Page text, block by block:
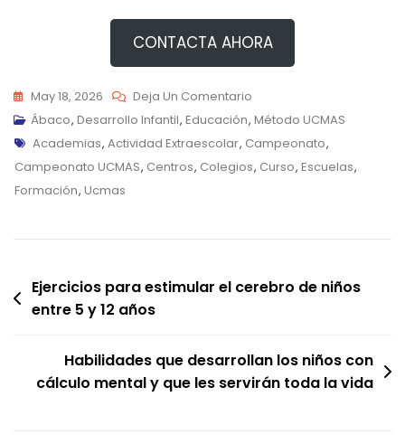
CONTACTA AHORA
May 18, 2026 Deja Un Comentario
XII
Campeonato
UCMAS:
De
Concentración
Inolvidables
Ábaco, Desarrollo Infantil, Educación, Método UCMAS
Etiquetas
Academias, Actividad Extraescolar, Campeonato,
Campeonato UCMAS, Centros, Colegios, Curso, Escuelas,
Formación, Ucmas
Navegación
de
Ejercicios para estimular el cerebro de niños
entre 5 y 12 años
Habilidades que desarrollan los niños con
cálculo mental y que les servirán toda la vida